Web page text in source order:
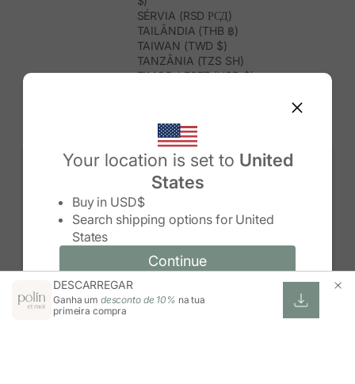
Your location is set to United
States
Buy in USD$
Search shipping options for United
States
Continue
Change country/region and language
Change country/region
Continue
SÉRVIA (RSD РСД)
TAILÂNDIA (THB ฿)
TAIWAN (TWD $)
TANZÂNIA (TZS SH)
TIMOR-LESTE (USD $)
TRINDADE E TOBAGO (TTD $)
TUNÍSIA (USD $)
TURQUEMENISTÃO (USD $)
TURQUIA (TRY ₺)
TUVALU (AUD $)
UGANDA (UGX USH)
URUGUAI (UYU $U)
USBEQUISTÃO (UZS SO'M)
VENEZUELA (USD $)
VIETNAME (VND ₫)
WALLIS E FUTUNA (XPF FR)
ZIMBABUÉ (USD $)
DESCARREGAR
Ganha um desconto de 10% na tua
primeira compra